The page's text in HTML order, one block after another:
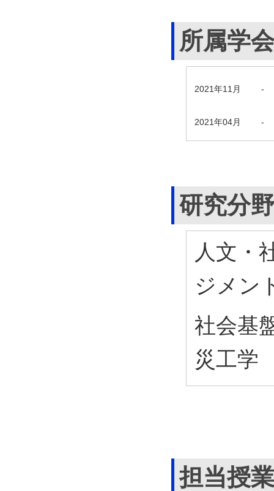
所属学
2021年11月 -
2021年04月 -
研究分野
人文・
ジメン
社会基
災工学
担当授